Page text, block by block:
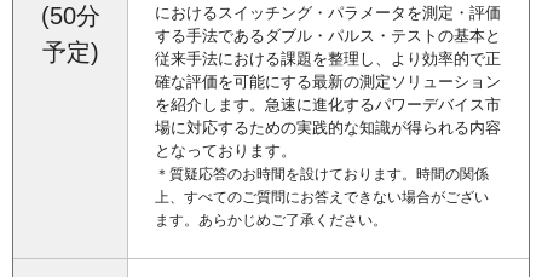
(50分
予定)
におけるスイッチング・パラメータを測定・評価
する手法であるダブル・パルス・テストの基本と
従来手法における課題を整理し、より効率的で正
確な評価を可能にする最新の測定ソリューション
を紹介します。急速に進化するパワーデバイス市
場に対応するための実践的な知識が得られる内容
となっております。
＊質疑応答のお時間を設けております。時間の関係
上、すべてのご質問にお答えできない場合がござい
ます。あらかじめご了承ください。